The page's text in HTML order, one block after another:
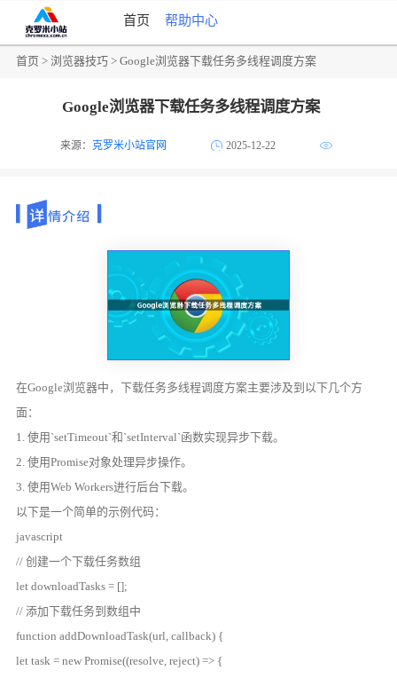
首页 帮助中心
首页 >浏览器技巧 > Google浏览器下载任务多线程调度方案
Google浏览器下载任务多线程调度方案
来源：克罗米小站官网 2025-12-22
在Google浏览器中，下载任务多线程调度方案主要涉及到以下几个方
面：
1. 使用`setTimeout`和`setInterval`函数实现异步下载。
2. 使用Promise对象处理异步操作。
3. 使用Web Workers进行后台下载。
以下是一个简单的示例代码：
javascript
// 创建一个下载任务数组
let downloadTasks = [];
// 添加下载任务到数组中
function addDownloadTask(url, callback) {
let task = new Promise((resolve, reject) => {